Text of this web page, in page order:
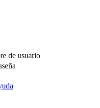
de usuario